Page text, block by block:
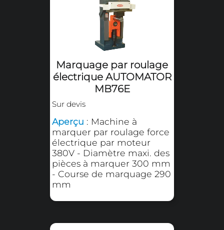
Marquage par roulage
électrique AUTOMATOR
MB71E
Aperçu: Machine à
marquer par roulage force
électrique par moteur
380V - Diamètre maxi. des
pièces à marquer 110 mm -
Course de marquage 180
mm